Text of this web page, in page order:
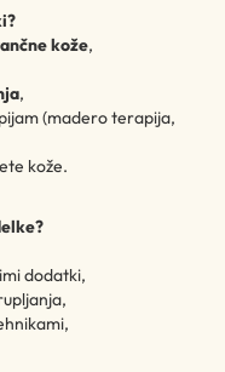
kože,
,
(madero terapija,
kože.
dodatki,